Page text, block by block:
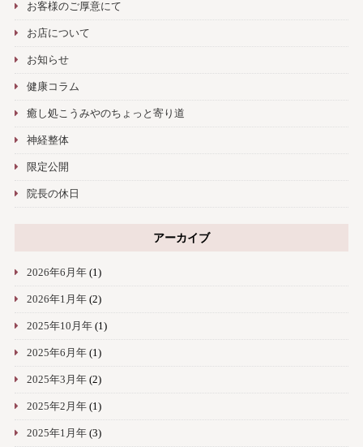
お客様のご厚意にて
お店について
お知らせ
健康コラム
癒し処こうみやのちょっと寄り道
神経整体
限定公開
院長の休日
アーカイブ
2026年6月年(1)
2026年1月年(2)
2025年10月年(1)
2025年6月年(1)
2025年3月年(2)
2025年2月年(1)
2025年1月年(3)